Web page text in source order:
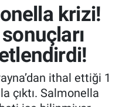
krizi!
ithal ettiği 1
çıktı. Salmonella